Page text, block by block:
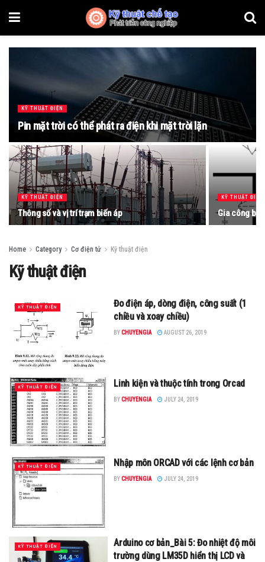
KỸ THUẬT ĐIỆN
Pin mặt trời có thể phát ra điện khi mặt trời lặn
KỸ THUẬT ĐIỆN
Thông số và vị trí trạm biến áp
KỸ THUẬT ĐIỆN
Gia công
Home Category Cơ điện tử Kỹ thuật điện
Kỹ thuật điện
KỸ THUẬT ĐIỆN
Đo điện áp, dòng điện, công suất (1
chiều và xoay chiều)
BYCHUYENGIA AUGUST 26, 2019
KỸ THUẬT ĐIỆN Linh kiện và thuộc tính trong Orcad
BYCHUYENGIA JULY 24, 2019
KỸ THUẬT ĐIỆN Nhập môn ORCAD với các lệnh cơ bản
BYCHUYENGIA JULY 24, 2019
KỸ THUẬT ĐIỆN
Arduino cơ bản_Bài 5: Đo nhiệt độ môi
trường dùng LM35D hiển thị LCD và